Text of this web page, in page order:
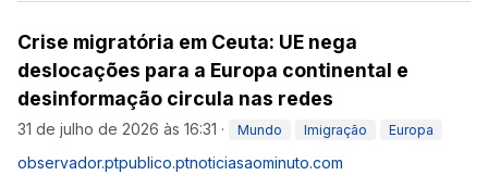
Crise migratória em Ceuta: UE nega
deslocações para a Europa continental e
desinformação circula nas redes
31 de julho de 2026 às 16:31 · Mundo Imigração Europa
observador.ptpublico.ptnoticiasaominuto.com